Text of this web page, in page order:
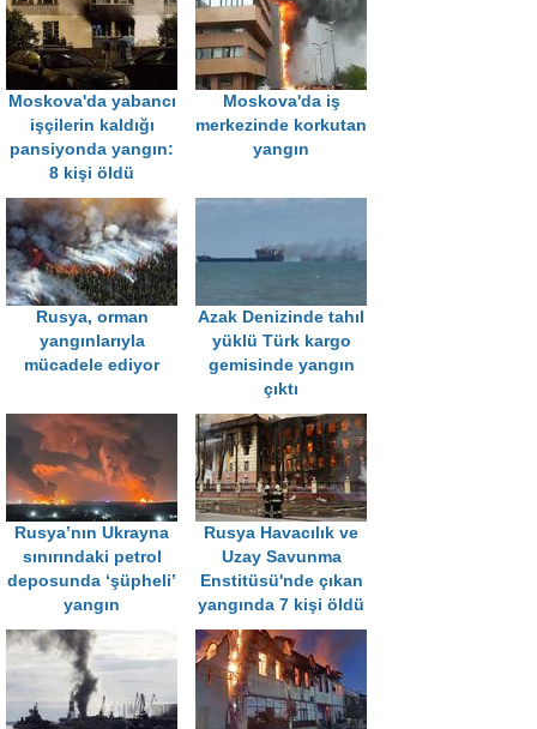
Moskova'da yabancı
işçilerin kaldığı
pansiyonda yangın:
8 kişi öldü
Moskova'da iş
merkezinde korkutan
yangın
Rusya, orman
yangınlarıyla
mücadele ediyor
Azak Denizinde tahıl
yüklü Türk kargo
gemisinde yangın
çıktı
Rusya’nın Ukrayna
sınırındaki petrol
deposunda ‘şüpheli’
yangın
Rusya Havacılık ve
Uzay Savunma
Enstitüsü'nde çıkan
yangında 7 kişi öldü